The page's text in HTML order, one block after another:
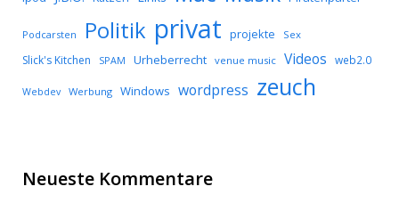
Podcarsten Politik privat projekte Sex
Slick's Kitchen SPAM Urheberrecht venue music Videos web2.0
Webdev Werbung Windows wordpress zeuch
Neueste Kommentare